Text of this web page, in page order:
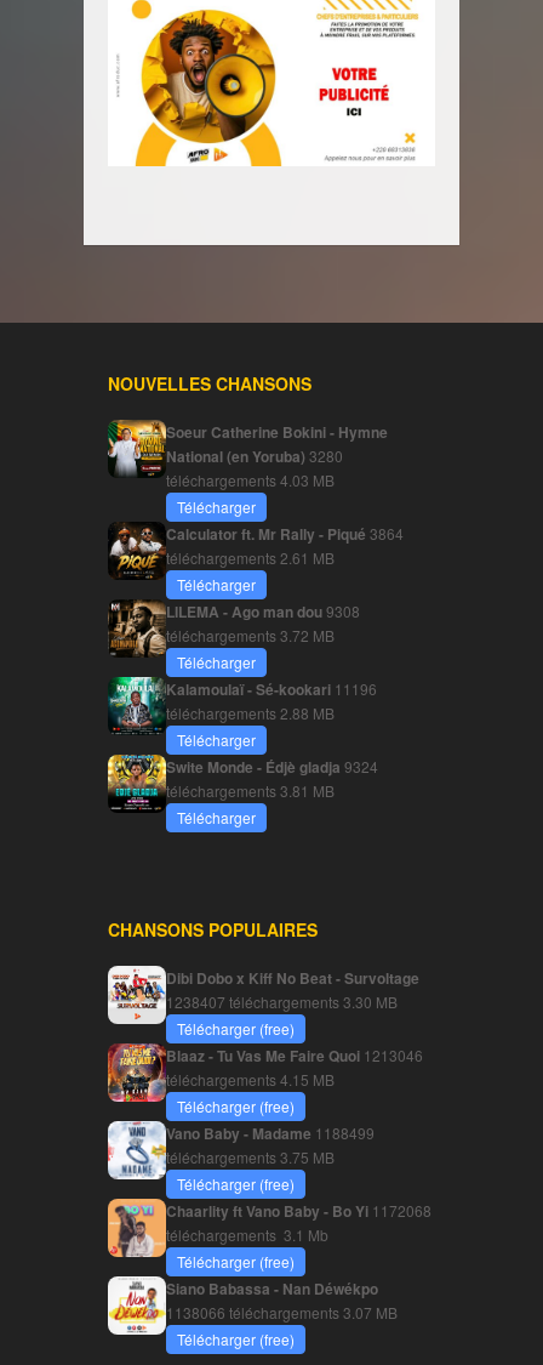
NOUVELLES CHANSONS
Soeur Catherine Bokini - Hymne
National (en Yoruba) 3280
téléchargements4.03 MB
Télécharger
Calculator ft. Mr Rally - Piqué 3864
téléchargements 2.61 MB
Télécharger
LILEMA - Ago man dou9308
téléchargements3.72 MB
Télécharger
Kalamoulaï - Sé-kookari 11196
téléchargements 2.88 MB
Télécharger
Swite Monde - Édjè gladja 9324
téléchargements3.81 MB
Télécharger
CHANSONS POPULAIRES
Dibi Dobo x Kiff No Beat - Survoltage
1238407 téléchargements3.30 MB
Télécharger (free)
Blaaz - Tu Vas Me Faire Quoi 1213046
téléchargements4.15 MB
Télécharger (free)
Vano Baby - Madame 1188499
téléchargements3.75 MB
Télécharger (free)
Chaarlity ft Vano Baby - Bo Yi 1172068
téléchargements 3.1 Mb
Télécharger (free)
Siano Babassa - Nan Déwékpo
1138066 téléchargements3.07 MB
Télécharger (free)